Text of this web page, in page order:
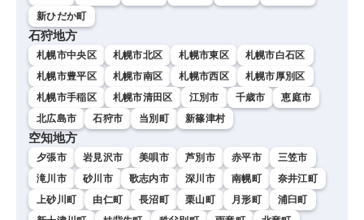
新ひだか町
石狩地方
札幌市中央区 札幌市北区 札幌市東区
札幌市白石区
札幌市豊平区
札幌市南区 札幌市西区
札幌市厚別区
札幌市手稲区
札幌市清田区 江別市 千歳市
恵庭市
北広島市
石狩市 当別町 新篠津村
空知地方
夕張市 岩見沢市 美唄市 芦別市 赤平市
三笠市
滝川市
砂川市 歌志内市 深川市 南幌町
奈井江町
上砂川町
由仁町 長沼町 栗山町 月形町
浦臼町